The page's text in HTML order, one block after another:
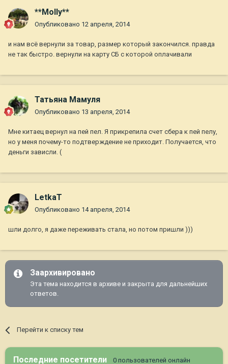
**Мolly**
Опубликовано 12 апреля, 2014
и нам всё вернули за товар, размер который закончился. правда
не так быстро. вернули на карту СБ с которой оплачивали
Татьяна Мамуля
Опубликовано 13 апреля, 2014
Мне китаец вернул на пей пел. Я прикрепила счет сбера к пей пелу,
но у меня почему-то подтверждение не приходит. Получается, что
деньги зависли. (
LetkaT
Опубликовано 14 апреля, 2014
шли долго, я даже переживать стала, но потом пришли )))
Заархивировано
Эта тема находится в архиве и закрыта для дальнейших
ответов.
Перейти к списку тем
Последние посетители 0 пользователей онлайн